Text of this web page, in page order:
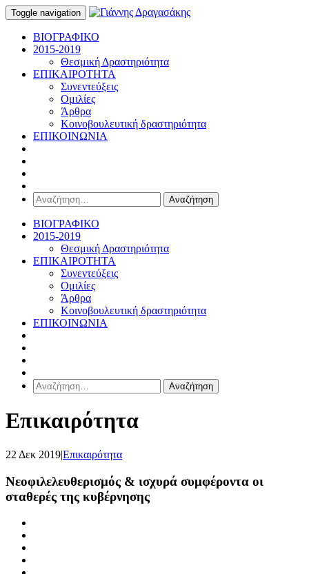
Toggle navigation
ΒΙΟΓΡΑΦΙΚΟ
2015-2019
Θεσμική Δραστηριότητα
ΕΠΙΚΑΙΡΟΤΗΤΑ
Συνεντεύξεις
Ομιλίες
Άρθρα
Κοινοβουλευτική δραστηριότητα
ΕΠΙΚΟΙΝΩΝΙΑ
Αναζήτηση
για:
ΒΙΟΓΡΑΦΙΚΟ
2015-2019
Θεσμική Δραστηριότητα
ΕΠΙΚΑΙΡΟΤΗΤΑ
Συνεντεύξεις
Ομιλίες
Άρθρα
Κοινοβουλευτική δραστηριότητα
ΕΠΙΚΟΙΝΩΝΙΑ
Αναζήτηση
για:
Επικαιρότητα
22 Δεκ 2019|Επικαιρότητα
Νεοφιλελευθερισμός & ισχυρά συμφέροντα οι
σταθερές της κυβέρνησης